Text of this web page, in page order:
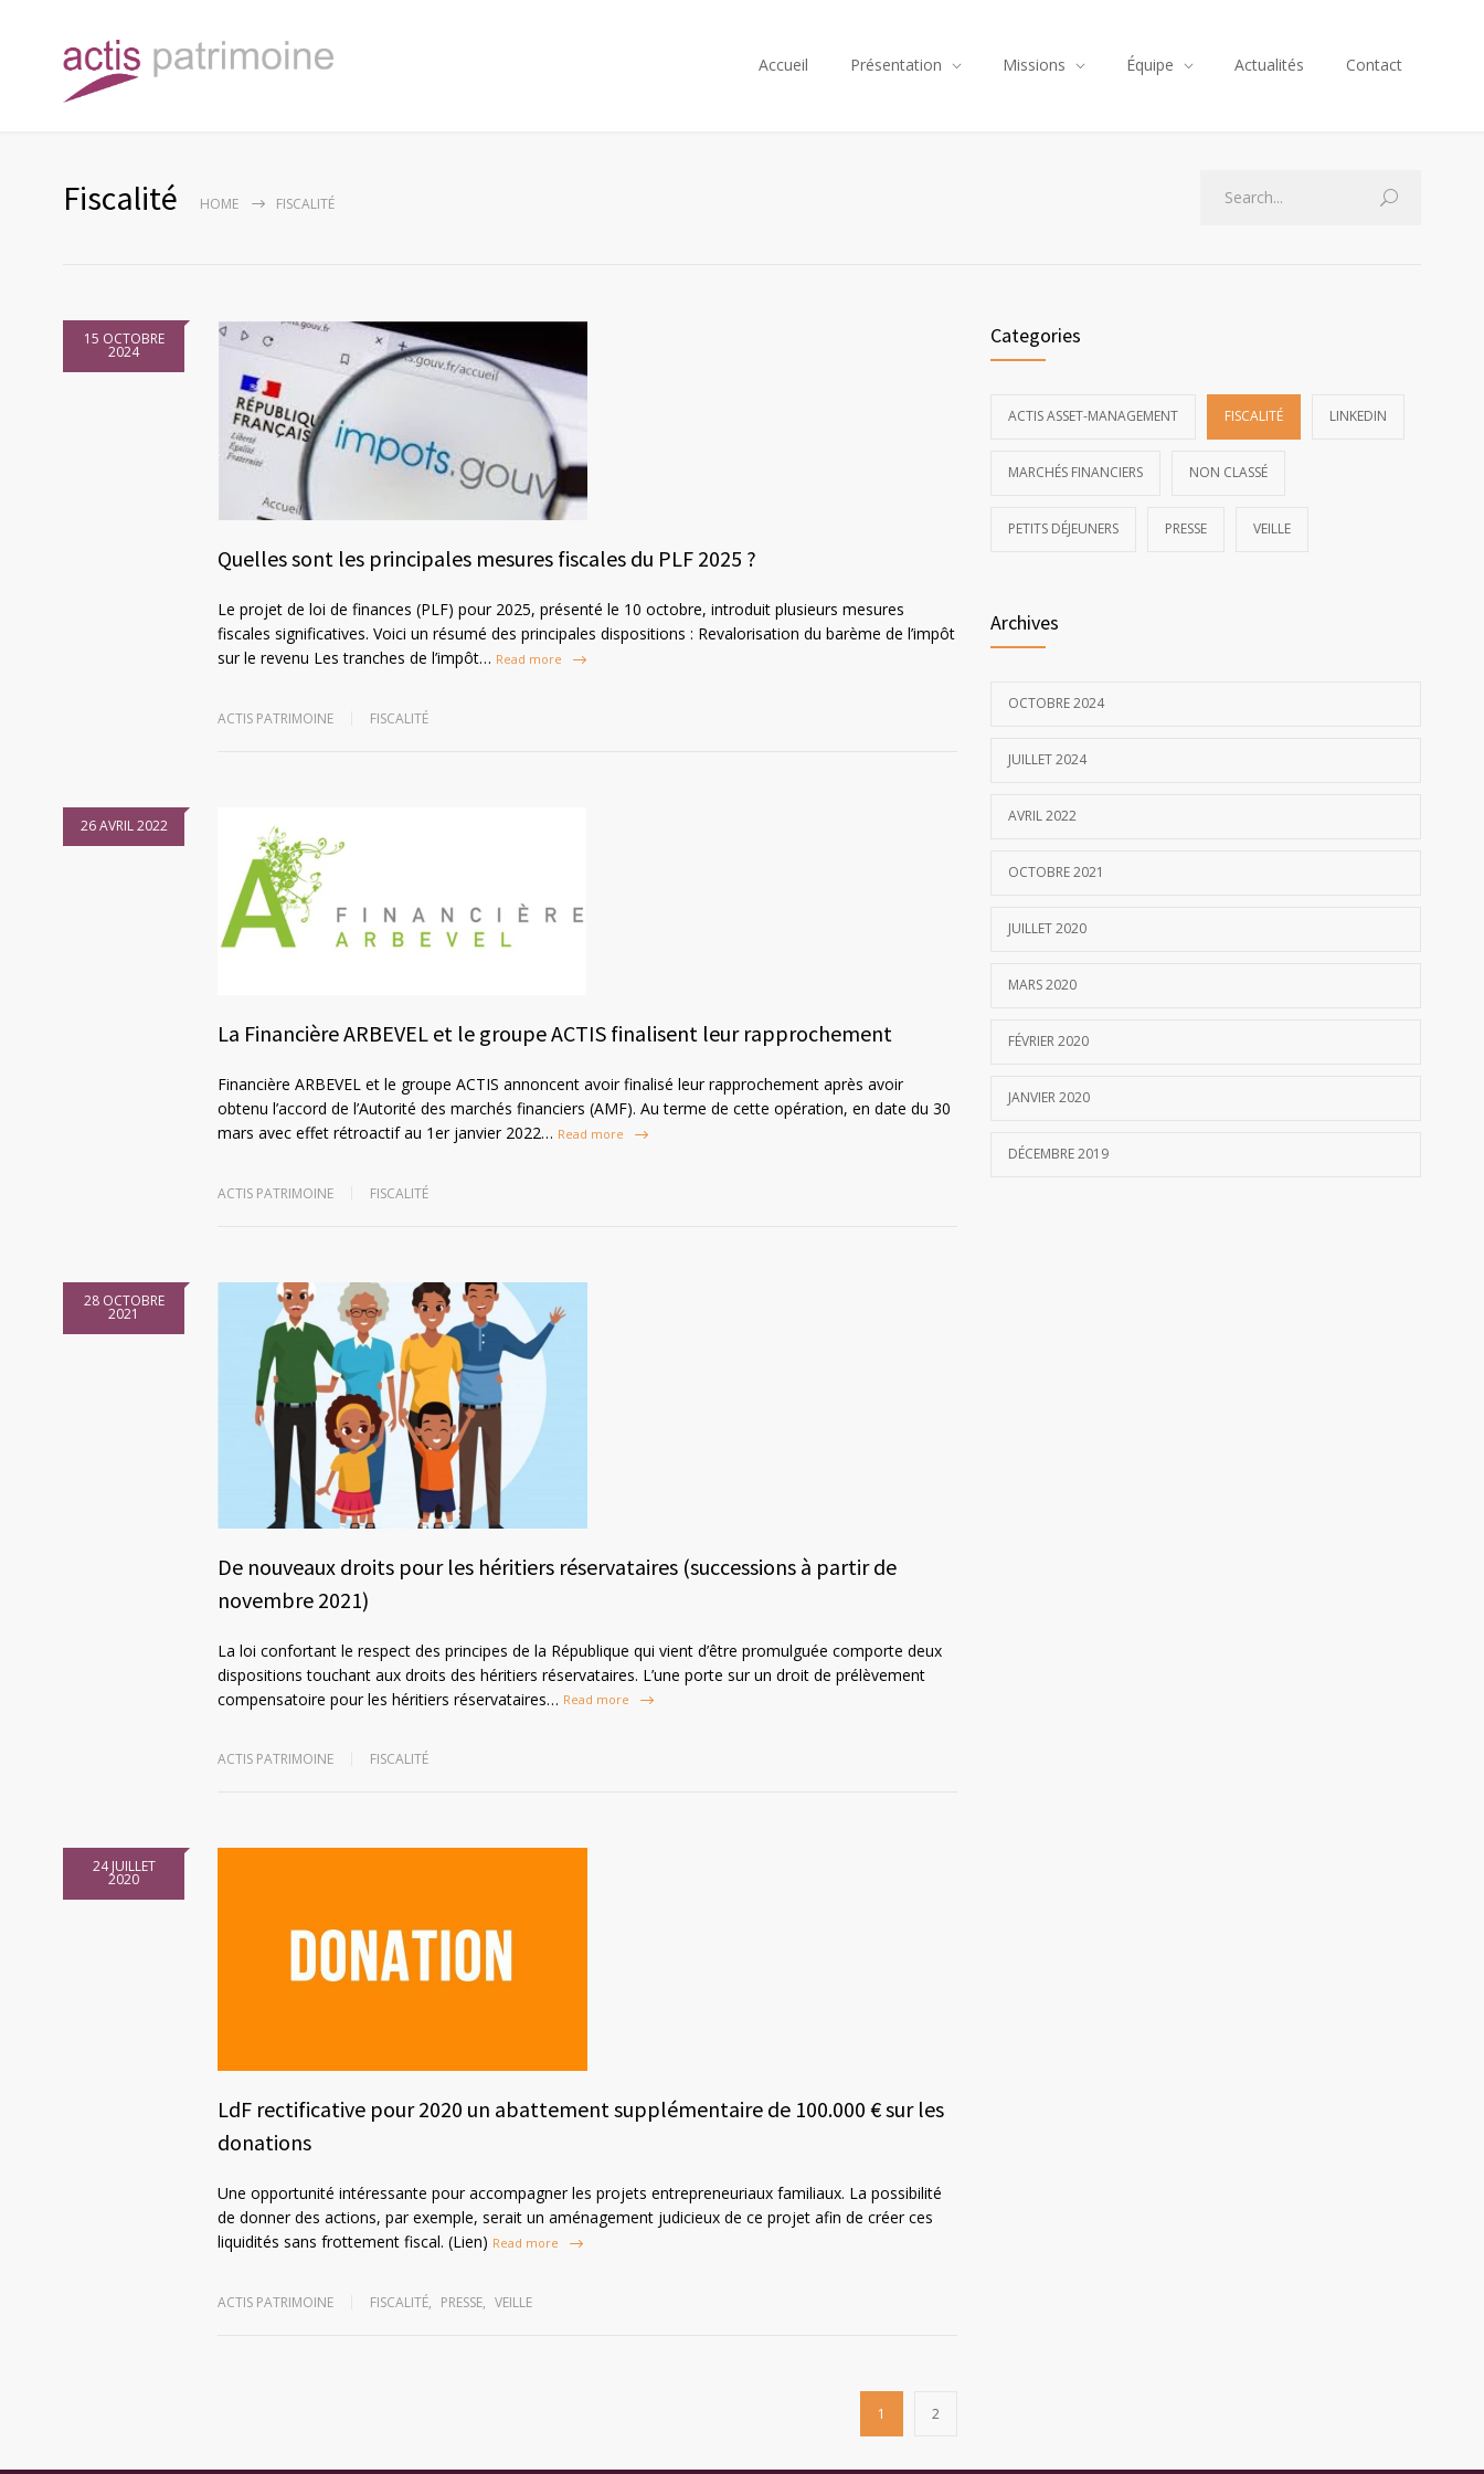
Accueil Présentation Missions Équipe Actualités Contact
Fiscalité HOME FISCALITÉ
15 OCTOBRE
2024
Quelles sont les principales mesures fiscales du PLF 2025 ?
Le projet de loi de finances (PLF) pour 2025, présenté le 10 octobre, introduit plusieurs mesures
fiscales significatives. Voici un résumé des principales dispositions : Revalorisation du barème de l’impôt
sur le revenu Les tranches de l’impôt… Read more
ACTIS PATRIMOINE FISCALITÉ
26 AVRIL 2022
La Financière ARBEVEL et le groupe ACTIS finalisent leur rapprochement
Financière ARBEVEL et le groupe ACTIS annoncent avoir finalisé leur rapprochement après avoir
obtenu l’accord de l’Autorité des marchés financiers (AMF). Au terme de cette opération, en date du 30
mars avec effet rétroactif au 1er janvier 2022… Read more
ACTIS PATRIMOINE FISCALITÉ
28 OCTOBRE
2021
De nouveaux droits pour les héritiers réservataires (successions à partir de
novembre 2021)
La loi confortant le respect des principes de la République qui vient d’être promulguée comporte deux
dispositions touchant aux droits des héritiers réservataires. L’une porte sur un droit de prélèvement
compensatoire pour les héritiers réservataires… Read more
ACTIS PATRIMOINE FISCALITÉ
24 JUILLET
2020
LdF rectificative pour 2020 un abattement supplémentaire de 100.000 € sur les
donations
Une opportunité intéressante pour accompagner les projets entrepreneuriaux familiaux. La possibilité
de donner des actions, par exemple, serait un aménagement judicieux de ce projet afin de créer ces
liquidités sans frottement fiscal. (Lien) Read more
ACTIS PATRIMOINE FISCALITÉ, PRESSE, VEILLE
1 2
Categories
ACTIS ASSET-MANAGEMENT FISCALITÉ LINKEDIN
MARCHÉS FINANCIERS NON CLASSÉ
PETITS DÉJEUNERS PRESSE VEILLE
Archives
OCTOBRE 2024
JUILLET 2024
AVRIL 2022
OCTOBRE 2021
JUILLET 2020
MARS 2020
FÉVRIER 2020
JANVIER 2020
DÉCEMBRE 2019